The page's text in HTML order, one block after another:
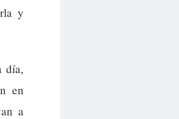
y
día,
en
a